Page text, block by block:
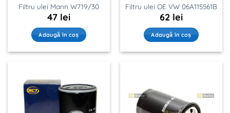
Filtru ulei Mann W719/30
47 lei
Adaugă în coș
Filtru ulei OE VW 06A115561B
62 lei
Adaugă în coș